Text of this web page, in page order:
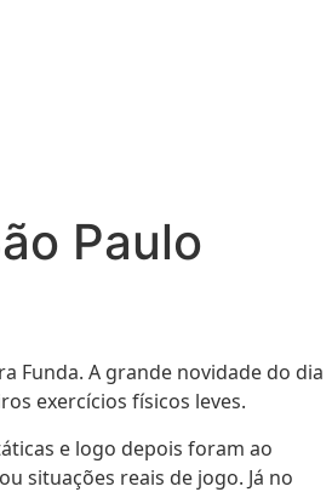
Paulo
Funda. A grande novidade do dia
exercícios físicos leves.
e logo depois foram ao
situações reais de jogo. Já no